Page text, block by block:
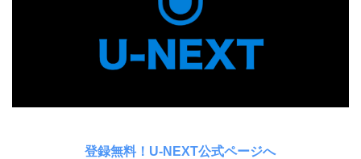
登録無料！U-NEXT公式ページへ